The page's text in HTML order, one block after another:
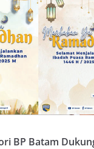
BP Batam